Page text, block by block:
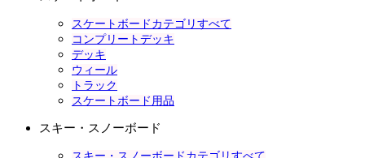
スケートボードカテゴリすべて
コンプリートデッキ
デッキ
ウィール
トラック
スケートボード用品
スキー・スノーボード